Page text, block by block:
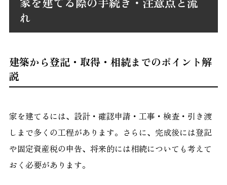
れ
建築から登記・取得・相続までのポイント解
説
家を建てるには、設計・確認申請・工事・検査・引き渡
しまで多くの工程があります。さらに、完成後には登記
や固定資産税の申告、将来的には相続についても考えて
おく必要があります。